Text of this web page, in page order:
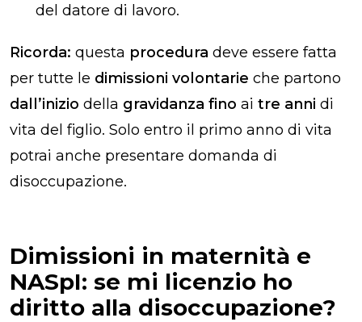
del datore di lavoro.
Ricorda: questa procedura deve essere fatta
per tutte le dimissioni volontarie che partono
dall’inizio della gravidanza fino ai tre anni di
vita del figlio. Solo entro il primo anno di vita
potrai anche presentare domanda di
disoccupazione.
Dimissioni in maternità e
NASpI: se mi licenzio ho
diritto alla disoccupazione?